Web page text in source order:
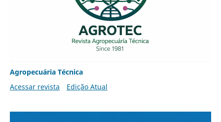
Agropecuária Técnica
Acessar revista
Edição Atual